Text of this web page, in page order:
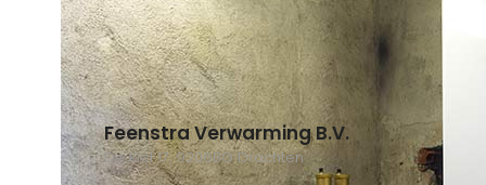
Feenstra Verwarming B.V.
De Kiel 17, 9206BG Drachten